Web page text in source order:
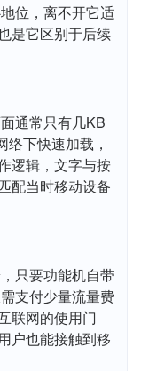
位，离不开它适
是它区别于后续
通常只有几KB
下快速加载，
逻辑，文字与按
配当时移动设备
只要功能机自带
支付少量流量费
联网的使用门
户也能接触到移